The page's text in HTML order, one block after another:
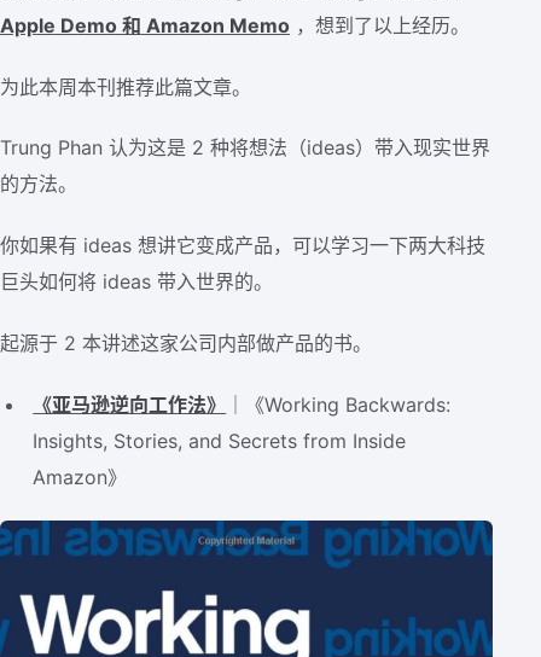
Apple Demo 和 Amazon Memo ，想到了以上经历。
为此本周本刊推荐此篇文章。
Trung Phan 认为这是 2 种将想法（ideas）带入现实世界
的方法。
你如果有 ideas 想讲它变成产品，可以学习一下两大科技
巨头如何将 ideas 带入世界的。
起源于 2 本讲述这家公司内部做产品的书。
《亚马逊逆向工作法》
｜《Working Backwards:
Insights, Stories, and Secrets from Inside
Amazon》